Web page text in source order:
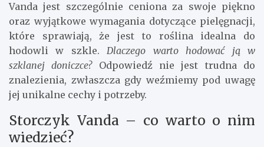
Vanda jest szczególnie ceniona za swoje piękno
oraz wyjątkowe wymagania dotyczące pielęgnacji,
które sprawiają, że jest to roślina idealna do
hodowli w szkle.Dlaczego warto hodować ją w
szklanej doniczce?Odpowiedź nie jest trudna do
znalezienia, zwłaszcza gdy weźmiemy pod uwagę
jej unikalne cechy i potrzeby.
Storczyk Vanda – co warto o nim
wiedzieć?